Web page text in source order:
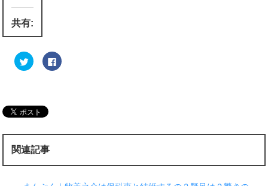
共有:
ク
リ
w
i
e
r
で
有
新
F
a
す
ク
ッ
関連記事